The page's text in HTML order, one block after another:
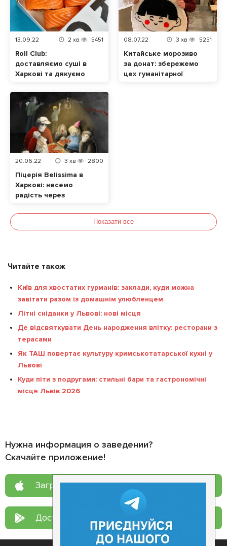
13.09.22 2 хв 5451
Roll Club:
доставляємо суші в
Харкові та дякуємо
можливість
08.07.22 3 хв 5251
Китайське морозиво
за донат: збережемо
цех гуманітарної
20.06.22 3 хв 2800
Піцерія Belissima в
Харкові: несемо
радість через
Показати все
Читайте також
Київ для хвостатих гурманів: заклади, куди можна
завітати разом із домашнім улюбленцем
Літні сніданки у Львові: нові місця
Де відсвяткувати День народження влітку: ресторани з
терасами
Як ТАШ повертає культуру кримськотатарської кухні у
Львові
Куди піти з подругами: стильні бари та гастрономічні
місця Львів 2026
Нужна информация о заведении?
Скачайте приложение!
Загрузите в App Store
Доступно в Google Play